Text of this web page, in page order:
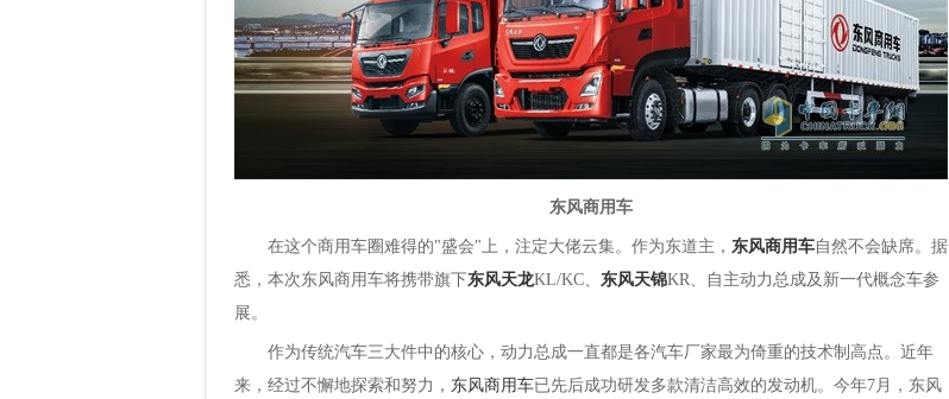
东风商用车
在这个商用车圈难得的"盛会"上，注定大佬云集。作为东道主， 东风商用车自然不会缺席。据
悉，本次东风商用车将携带旗下东风天龙KL/KC、 东风天锦KR、自主动力总成及新一代概念车参
展。
作为传统汽车三大件中的核心，动力总成一直都是各汽车厂家最为倚重的技术制高点。近年
来，经过不懈地探索和努力， 东风商用车已先后成功研发多款清洁高效的发动机。今年7月，东风